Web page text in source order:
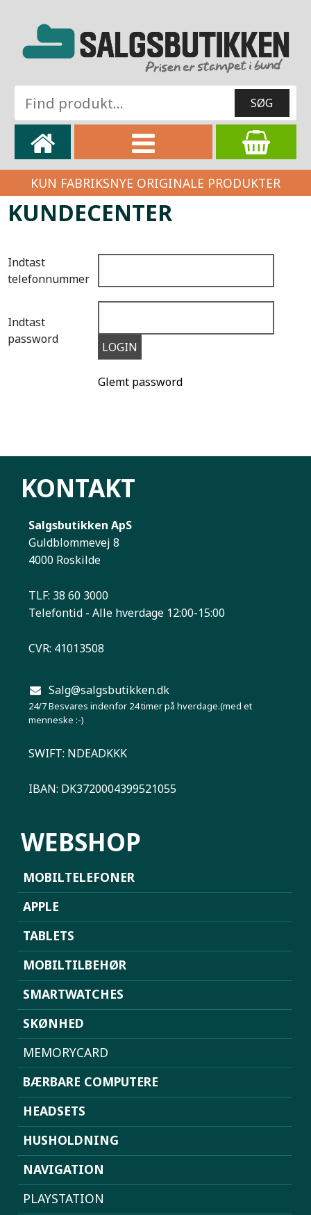
KUN FABRIKSNYE ORIGINALE PRODUKTER
KUNDECENTER
Indtast
telefonnummer
Indtast
password
Glemt password
KONTAKT
Salgsbutikken ApS
Guldblommevej 8
4000 Roskilde
TLF: 38 60 3000
Telefontid - Alle hverdage 12:00-15:00
CVR: 41013508
Salg@salgsbutikken.dk
24/7 Besvares indenfor 24 timer på hverdage.(med et
menneske :-)
SWIFT: NDEADKKK
IBAN: DK3720004399521055
WEBSHOP
MOBILTELEFONER
APPLE
TABLETS
MOBILTILBEHØR
SMARTWATCHES
SKØNHED
MEMORYCARD
BÆRBARE COMPUTERE
HEADSETS
HUSHOLDNING
NAVIGATION
PLAYSTATION